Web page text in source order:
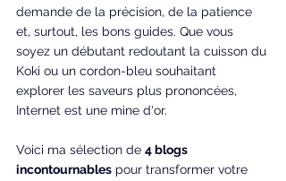
demande de la précision, de la patience
et, surtout, les bons guides. Que vous
soyez un débutant redoutant la cuisson du
Koki ou un cordon-bleu souhaitant
explorer les saveurs plus prononcées,
Internet est une mine d'or.
Voici ma sélection de 4 blogs
incontournables pour transformer votre